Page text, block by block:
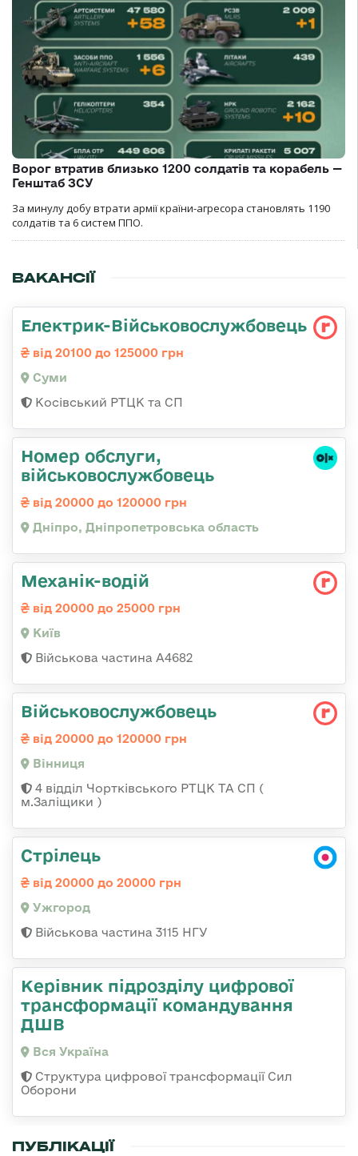
Ворог втратив близько 1200 солдатів та корабель —
Генштаб ЗСУ
За минулу добу втрати армії країни-агресора становлять 1190
солдатів та 6 систем ППО.
ВАКАНСІЇ
Електрик-Військовослужбовець
від 20100 до 125000 грн
Суми
Косівський РТЦК та СП
Номер обслуги,
військовослужбовець
від 20000 до 120000 грн
Дніпро, Дніпропетровська область
Механік-водій
від 20000 до 25000 грн
Київ
Військова частина А4682
Військовослужбовець
від 20000 до 120000 грн
Вінниця
4 відділ Чортківського РТЦК ТА СП (
м.Заліщики )
Стрілець
від 20000 до 20000 грн
Ужгород
Військова частина 3115 НГУ
Керівник підрозділу цифрової
трансформації командування
ДШВ
Вся Україна
Структура цифрової трансформації Сил
Оборони
ПУБЛІКАЦІЇ